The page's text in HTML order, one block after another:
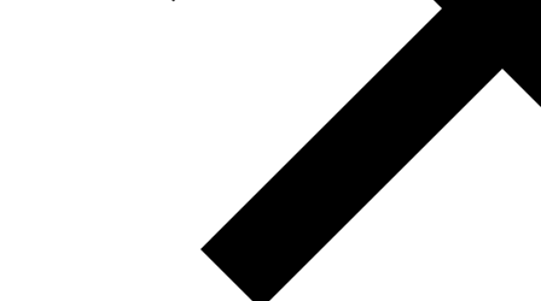
Заказать примерку
Закажите понравившуюся модель
в ближайший салон “Оптик-Экспресс”.
*Доступно для Республики